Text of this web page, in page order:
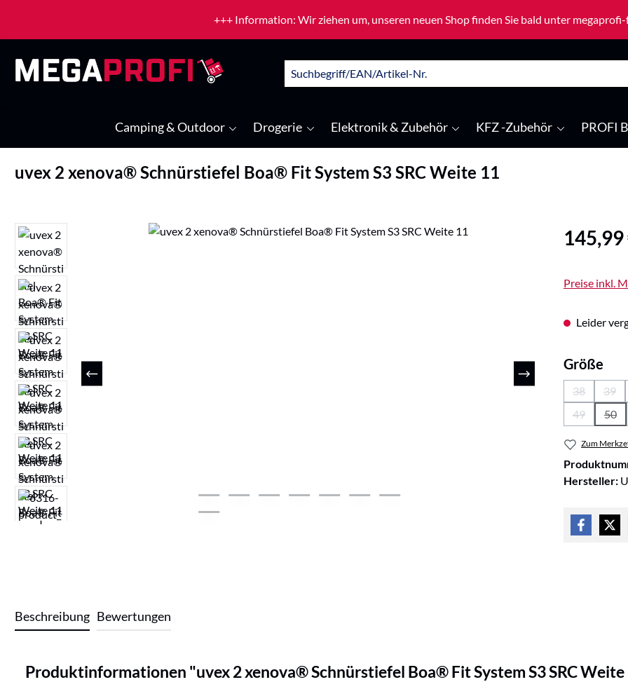
+++ Information: Wir ziehen um, unseren neuen Shop finden Sie bald unter
Camping & Outdoor Drogerie Elektronik & Zubehör KFZ -Zubehör PROFI
uvex 2 xenova® Schnürstiefel Boa® Fit System S3 SRC Weite 11
Bildergalerie überspringen Regulärer
145,99
Preise inkl.
Leider
Größe
38
(Diese
39
49
(Diese
50
Zum
Hersteller:
Beschreibung Bewertungen
Produktinformationen "uvex 2 xenova® Schnürstiefel Boa® Fit System S3 SRC Weite